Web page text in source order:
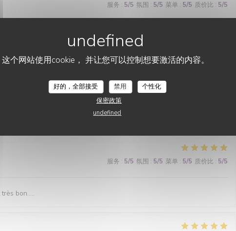
这个网站使用cookie， 并让您可以控制想要激活的内容。
好的，全部接受 禁用
个性化
保密政策
undefined
服务 : 5/5 氛围 : 5/5 菜单 : 5/5 质价比 : 5/5
服务:5/5 氛围:5/5 菜单
服务 : 5/5 氛围 : 5/5 菜单 : 5/5 质价比 : 5/5
bon.....